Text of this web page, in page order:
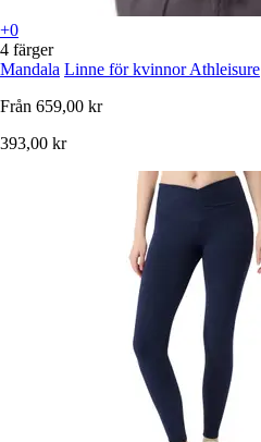
+0
4 färger
Mandala Linne för kvinnor Athleisure
Från 659,00 kr
393,00 kr